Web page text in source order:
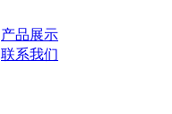
产品展示
联系我们